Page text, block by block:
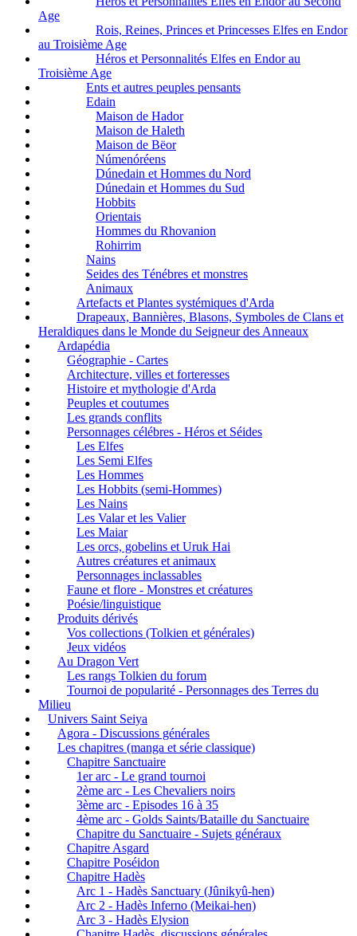
Age
Rois, Reines, Princes et Princesses Elfes en Endor
au Troisième Age
Héros et Personnalités Elfes en Endor au
Troisième Age
Ents et autres peuples pensants
Edain
Maison de Hador
Maison de Haleth
Maison de Bëor
Númenóréens
Dúnedain et Hommes du Nord
Dúnedain et Hommes du Sud
Hobbits
Orientais
Hommes du Rhovanion
Rohirrim
Nains
Seides des Ténébres et monstres
Animaux
Artefacts et Plantes systémiques d'Arda
Drapeaux, Bannières, Blasons, Symboles de Clans et
Heraldiques dans le Monde du Seigneur des Anneaux
Ardapédia
Géographie - Cartes
Architecture, villes et forteresses
Histoire et mythologie d'Arda
Peuples et coutumes
Les grands conflits
Personnages célébres - Héros et Séides
Les Elfes
Les Semi Elfes
Les Hommes
Les Hobbits (semi-Hommes)
Les Nains
Les Valar et les Valier
Les Maiar
Les orcs, gobelins et Uruk Hai
Autres créatures et animaux
Personnages inclassables
Faune et flore - Monstres et créatures
Poésie/linguistique
Produits dérivés
Vos collections (Tolkien et générales)
Jeux vidéos
Au Dragon Vert
Les rangs Tolkien du forum
Tournoi de popularité - Personnages des Terres du
Milieu
Univers Saint Seiya
Agora - Discussions générales
Les chapitres (manga et série classique)
Chapitre Sanctuaire
1er arc - Le grand tournoi
2ème arc - Les Chevaliers noirs
3ème arc - Episodes 16 à 35
4ème arc - Golds Saints/Bataille du Sanctuaire
Chapitre du Sanctuaire - Sujets généraux
Chapitre Asgard
Chapitre Poséidon
Chapitre Hadès
Arc 1 - Hadès Sanctuary (Jûnikyû-hen)
Arc 2 - Hadès Inferno (Meikai-hen)
Arc 3 - Hadès Elysion